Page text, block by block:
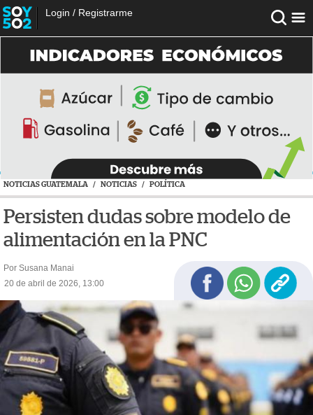
Login / Registrarme
NOTICIAS GUATEMALA / NOTICIAS / POLÍTICA
Persisten dudas sobre modelo de
alimentación en la PNC
Por Susana Manai
20 de abril de 2026, 13:00